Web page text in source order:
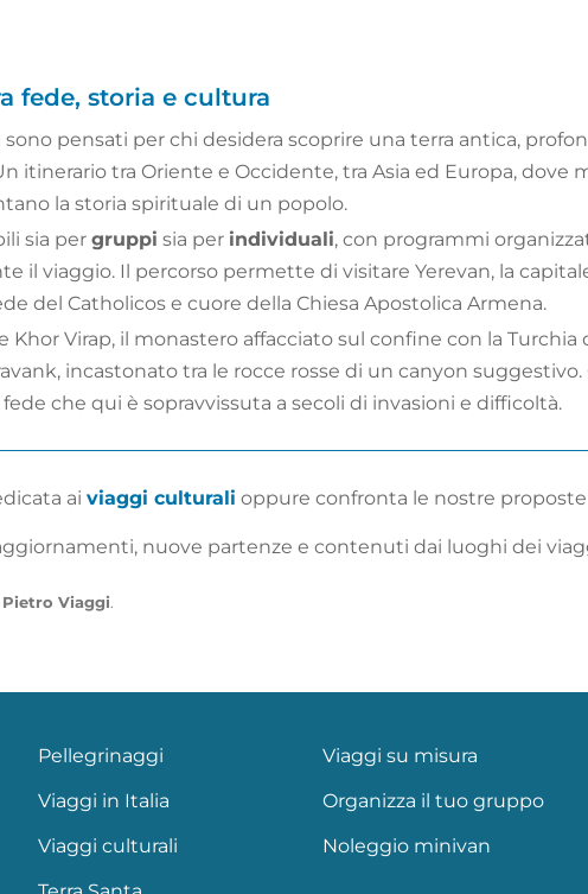
fede, storia e cultura
sono pensati per chi desidera scoprire una terra antica,
itinerario tra Oriente e Occidente, tra Asia ed Europa, dove
la storia spirituale di un popolo.
sia per gruppi sia per individuali, con programmi
il viaggio. Il percorso permette di visitare Yerevan, la
del Catholicos e cuore della Chiesa Apostolica Armena.
Virap, il monastero affacciato sul confine con la
incastonato tra le rocce rosse di un canyon
che qui è sopravvissuta a secoli di invasioni e difficoltà.
ai viaggi culturali oppure confronta le nostre
nuove partenze e contenuti dai luoghi dei
Pietro Viaggi.
Pellegrinaggi
Viaggi in Italia
Viaggi culturali
Viaggi su misura
Organizza il tuo gruppo
Noleggio minivan